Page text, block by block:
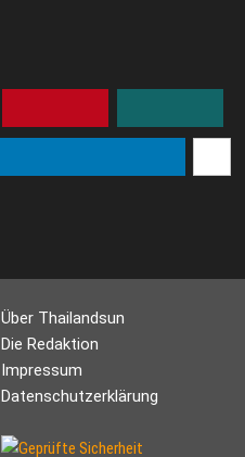
Über Thailandsun
Die Redaktion
Impressum
Datenschutzerklärung